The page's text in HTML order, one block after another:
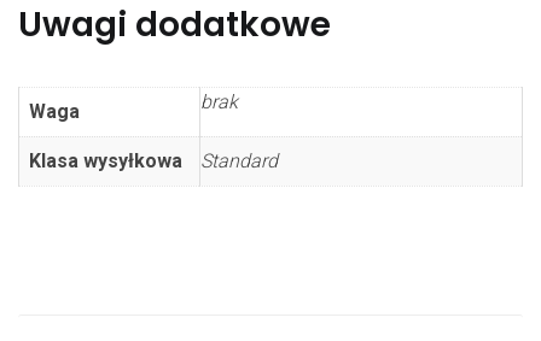
Uwagi dodatkowe
Waga brak
Klasa wysyłkowa Standard